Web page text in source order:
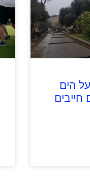
הים
חייבים